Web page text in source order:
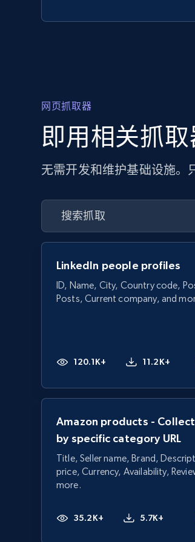
网页抓取器
即用相关抓取
无需开发和维护基础设施。
LinkedIn people profiles
ID, Name, City, Country code,
Posts, Current company, and
120.1K+ 11.2K+
Amazon products -
by specific category URL
Title, Seller name, Brand,
price, Currency, Availability,
more.
35.2K+ 5.7K+